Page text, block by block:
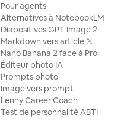
Pour agents
Alternatives à NotebookLM
Diapositives GPT Image 2
Markdown vers article 𝕏
Nano Banana 2 face à Pro
Éditeur photo IA
Prompts photo
Image vers prompt
Lenny Career Coach
Test de personnalité ABTI